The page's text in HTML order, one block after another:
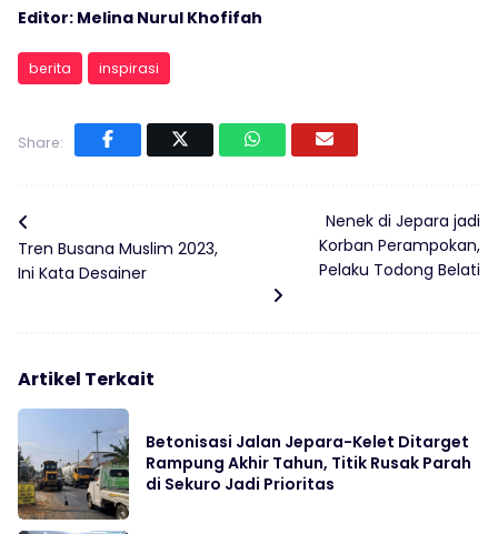
Editor: Melina Nurul Khofifah
berita inspirasi
Share:
Tren Busana Muslim 2023,
Ini Kata Desainer
Nenek di Jepara jadi
Korban Perampokan,
Pelaku Todong Belati
Artikel Terkait
Betonisasi Jalan Jepara-Kelet Ditarget
Rampung Akhir Tahun, Titik Rusak Parah
di Sekuro Jadi Prioritas